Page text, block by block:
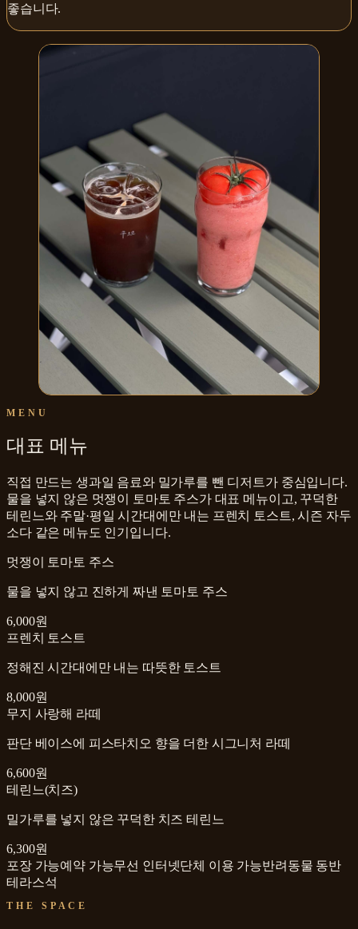
좋습니다.
MENU
대표 메뉴
직접 만드는 생과일 음료와 밀가루를 뺀 디저트가 중심입니다.
물을 넣지 않은 멋쟁이 토마토 주스가 대표 메뉴이고, 꾸덕한
테린느와 주말·평일 시간대에만 내는 프렌치 토스트, 시즌 자두
소다 같은 메뉴도 인기입니다.
멋쟁이 토마토 주스
물을 넣지 않고 진하게 짜낸 토마토 주스
6,000원
프렌치 토스트
정해진 시간대에만 내는 따뜻한 토스트
8,000원
무지 사랑해 라떼
판단 베이스에 피스타치오 향을 더한 시그니처 라떼
6,600원
테린느(치즈)
밀가루를 넣지 않은 꾸덕한 치즈 테린느
6,300원
포장 가능예약 가능무선 인터넷단체 이용 가능반려동물 동반
테라스석
THE SPACE